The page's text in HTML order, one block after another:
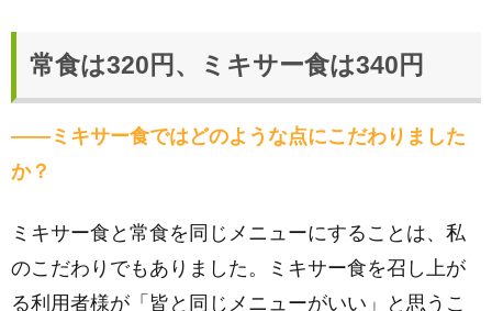
常食は320円、ミキサー食は340円
――ミキサー食ではどのような点にこだわりました
か？
ミキサー食と常食を同じメニューにすることは、私
のこだわりでもありました。ミキサー食を召し上が
る利用者様が「皆と同じメニューがいい」と思うこ